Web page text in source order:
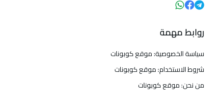
روابط مهمة
سياسة الخصوصية: موقع كوبونات
شروط الاستخدام: موقع كوبونات
من نحن: موقع كوبونات